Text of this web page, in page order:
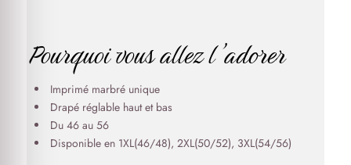
Pourquoi vous allez l’adorer
Imprimé marbré unique
Drapé réglable haut et bas
Du 46 au 56
Disponible en 1XL(46/48), 2XL(50/52), 3XL(54/56)